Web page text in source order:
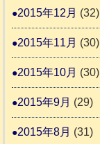
2015年12月 (32)
2015年11月 (30)
2015年10月 (30)
2015年9月 (29)
2015年8月 (31)